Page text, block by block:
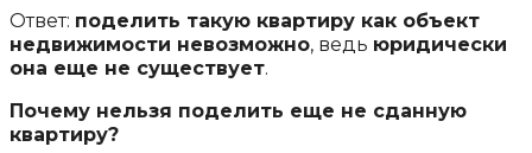
Ответ: поделить такую ​​квартиру как объект
недвижимости невозможно, ведь юридически
она еще не существует.
Почему нельзя поделить еще не сданную
квартиру?